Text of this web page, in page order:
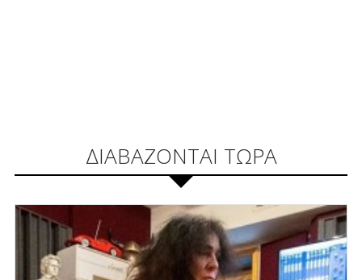
ΔΙΑΒΑΖΟΝΤΑΙ ΤΩΡΑ